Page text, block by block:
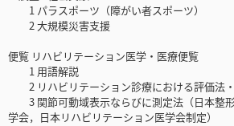
1 パラスポーツ（障がい者スポーツ）
2 大規模災害支援
便覧 リハビリテーション医学・医療便覧
1 用語解説
2 リハビリテーション診療における評価法
3 関節可動域表示ならびに測定法（日本整
学会，日本リハビリテーション医学会制定）